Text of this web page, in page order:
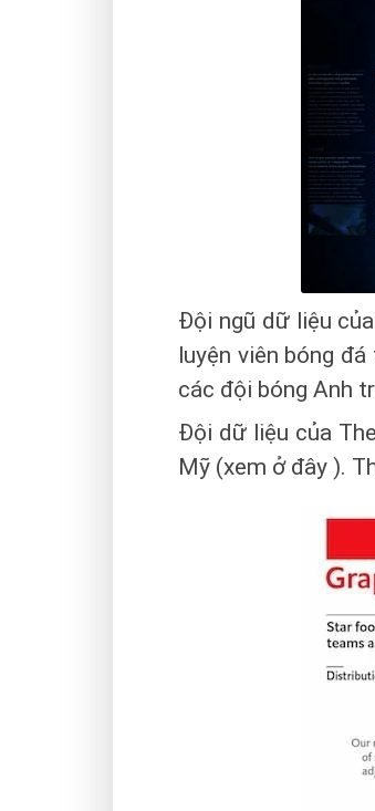
Đội ngũ dữ liệu
luyện viên bóng
các đội bóng Anh
Đội dữ liệu của
Mỹ (xem ở đây ).